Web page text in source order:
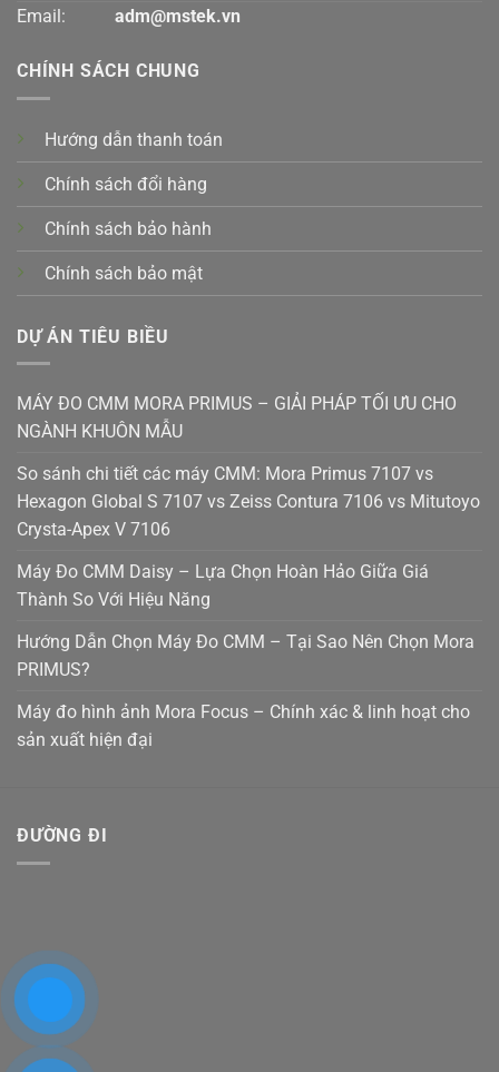
Email:
adm@mstek.vn
CHÍNH SÁCH CHUNG
Hướng dẫn thanh toán
Chính sách đổi hàng
Chính sách bảo hành
Chính sách bảo mật
DỰ ÁN TIÊU BIỀU
MÁY ĐO CMM MORA PRIMUS – GIẢI PHÁP TỐI ƯU CHO
NGÀNH KHUÔN MẪU
So sánh chi tiết các máy CMM: Mora Primus 7107 vs
Hexagon Global S 7107 vs Zeiss Contura 7106 vs Mitutoyo
Crysta-Apex V 7106
Máy Đo CMM Daisy – Lựa Chọn Hoàn Hảo Giữa Giá
Thành So Với Hiệu Năng
Hướng Dẫn Chọn Máy Đo CMM – Tại Sao Nên Chọn Mora
PRIMUS?
Máy đo hình ảnh Mora Focus – Chính xác & linh hoạt cho
sản xuất hiện đại
ĐƯỜNG ĐI